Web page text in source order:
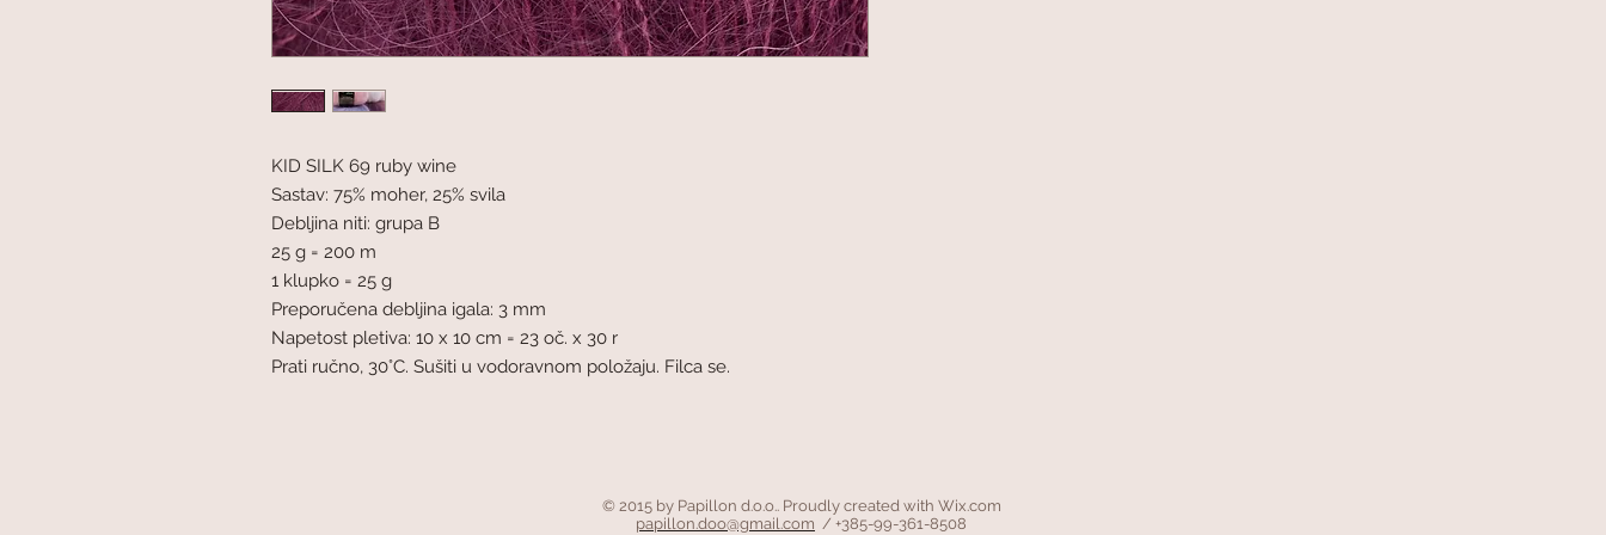
KID SILK 69 ruby wine
Sastav: 75% moher, 25% svila
Debljina niti: grupa B
25 g = 200 m
1 klupko = 25 g
Preporučena debljina igala: 3 mm
Napetost pletiva: 10 x 10 cm = 23 oč. x 30 r
Prati ručno, 30°C. Sušiti u vodoravnom položaju. Filca se.
© 2015 by Papillon d.o.o.. Proudly created with Wix.com
papillon.doo@gmail.com / +385-99-361-8508